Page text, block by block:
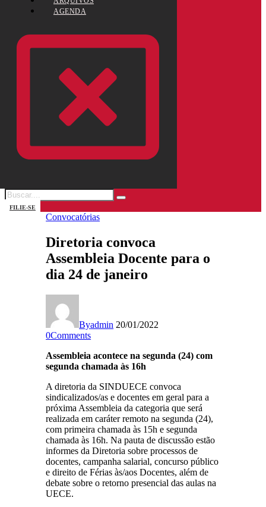
AGENDA
FILIE-SE
Convocatórias
Diretoria convoca
Assembleia Docente para o
dia 24 de janeiro
Byadmin 20/01/2022
0Comments
Assembleia acontece na segunda (24) com
segunda chamada às 16h
A diretoria da SINDUECE convoca
sindicalizados/as e docentes em geral para a
próxima Assembleia da categoria que será
realizada em caráter remoto na segunda (24),
com primeira chamada às 15h e segunda
chamada às 16h. Na pauta de discussão estão
informes da Diretoria sobre processos de
docentes, campanha salarial, concurso público
e direito de Férias às/aos Docentes, além de
debate sobre o retorno presencial das aulas na
UECE.